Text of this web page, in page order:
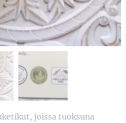
joissa tuoksuna